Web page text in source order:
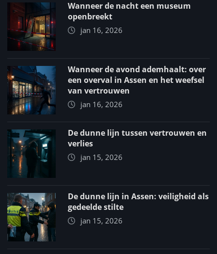
Wanneer de nacht een museum
openbreekt
jan 16, 2026
Wanneer de avond ademhaalt: over
een overval in Assen en het weefsel
van vertrouwen
jan 16, 2026
De dunne lijn tussen vertrouwen en
verlies
jan 15, 2026
De dunne lijn in Assen: veiligheid als
gedeelde stilte
jan 15, 2026